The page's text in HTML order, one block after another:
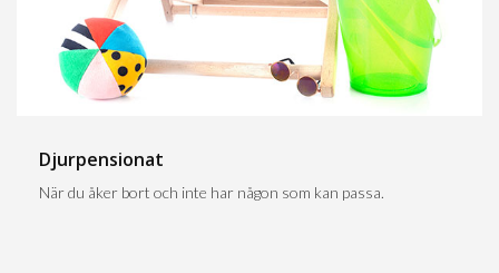
Djurpensionat
När du åker bort och inte har någon som kan passa.